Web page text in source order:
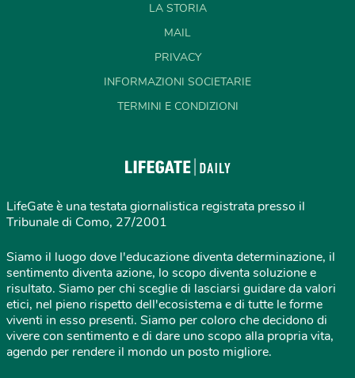
LA STORIA
MAIL
PRIVACY
INFORMAZIONI SOCIETARIE
TERMINI E CONDIZIONI
LifeGate è una testata giornalistica registrata presso il
Tribunale di Como, 27/2001
Siamo il luogo dove l'educazione diventa determinazione, il
sentimento diventa azione, lo scopo diventa soluzione e
risultato. Siamo per chi sceglie di lasciarsi guidare da valori
etici, nel pieno rispetto dell'ecosistema e di tutte le forme
viventi in esso presenti. Siamo per coloro che decidono di
vivere con sentimento e di dare uno scopo alla propria vita,
agendo per rendere il mondo un posto migliore.